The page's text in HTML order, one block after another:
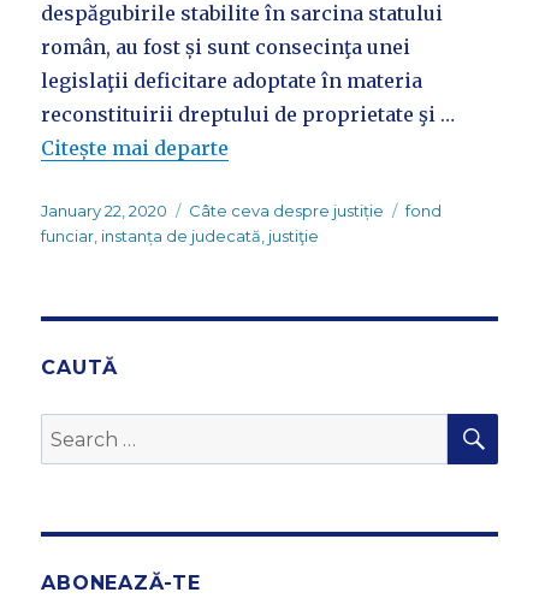
despăgubirile stabilite în sarcina statului
român, au fost și sunt consecinţa unei
legislaţii deficitare adoptate în materia
reconstituirii dreptului de proprietate şi …
Citește mai departe
Posted
on
January 22, 2020 Categories
Câte ceva despre justiție Tags
fond
funciar instanța de judecată justiţie
CAUTĂ
Search
for:
ABONEAZĂ-TE